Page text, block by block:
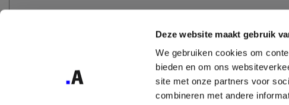
Deze website maakt gebruik
We gebruiken cookies om
bieden en om ons
site met onze partners voor
combineren met andere